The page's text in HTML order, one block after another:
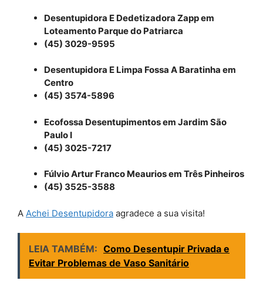
Desentupidora E Dedetizadora Zapp em
Loteamento Parque do Patriarca
(45) 3029-9595
Desentupidora E Limpa Fossa A Baratinha em
Centro
(45) 3574-5896
Ecofossa Desentupimentos em Jardim São
Paulo I
(45) 3025-7217
Fúlvio Artur Franco Meaurios em Três Pinheiros
(45) 3525-3588
A Achei Desentupidora agradece a sua visita!
LEIA TAMBÉM: Como Desentupir Privada e
Evitar Problemas de Vaso Sanitário